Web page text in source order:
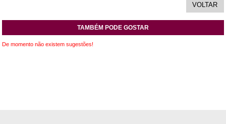
TAMBÉM PODE GOSTAR
De momento não existem sugestões!